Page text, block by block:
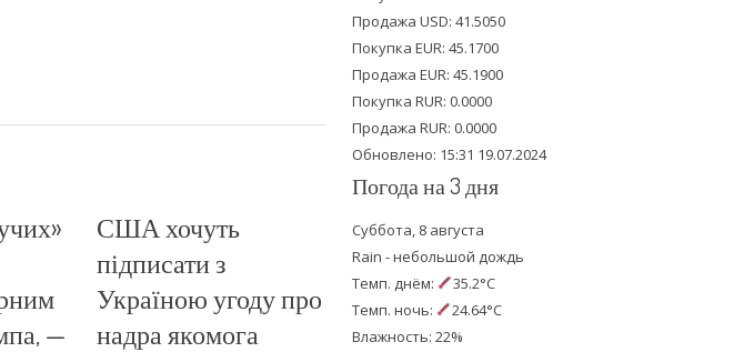
—
США хочуть
підписати з
Україною угоду про
надра якомога
t
e
r
b
o
o
k
u
b
e
Продажа USD: 41.5050
Покупка EUR: 45.1700
Продажа EUR: 45.1900
Покупка RUR: 0.0000
Продажа RUR: 0.0000
Обновлено: 15:31 19.07.2024
Погода на 3 дня
Суббота, 8 августа
Rain - небольшой дождь
Темп. днём:
35.2°C
Темп. ночь:
24.64°C
Влажность: 22%